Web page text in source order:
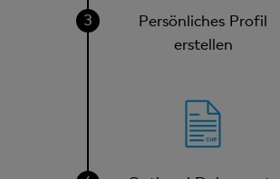
Persönliches Profil
erstellen